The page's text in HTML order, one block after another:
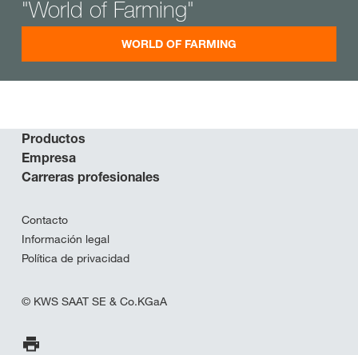
"World of Farming"
WORLD OF FARMING
Productos
Empresa
Carreras profesionales
Contacto
Información legal
Política de privacidad
Imprimir página
© KWS SAAT SE & Co.KGaA